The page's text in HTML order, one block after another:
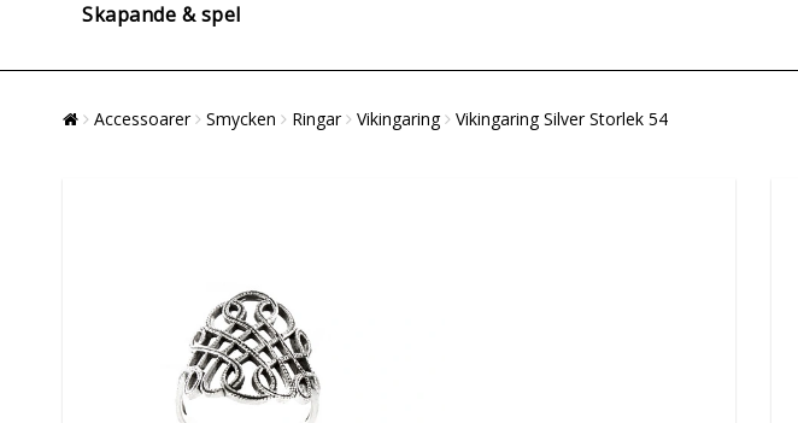
Skapande & spel
Accessoarer Smycken Ringar Vikingaring Vikingaring Silver Storlek 54